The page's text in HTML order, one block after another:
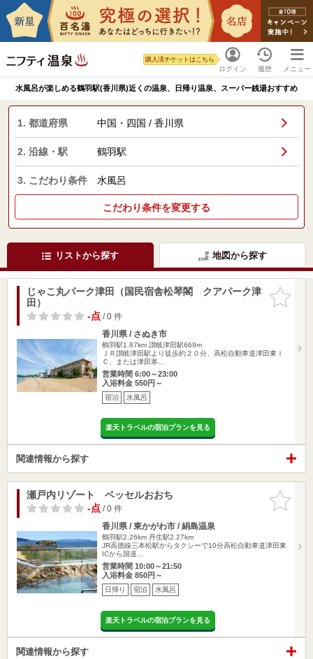
ログイン
購入済チケットはこちら
履歴 メニュー
水風呂が楽しめる鶴羽駅(香川県)近くの温泉、日帰り温泉、スーパー銭湯おすすめ
1. 都道府県 中国・四国 / 香川県
2. 沿線・駅 鶴羽駅
3. こだわり条件 水風呂
こだわり条件を変更する
リストから探す 地図から探す
お気に入
りに追加
じゃこ丸パーク津田（国民宿舎松琴閣 クアパーク津
田）
-点/ 0 件
香川県 / さぬき市
鶴羽駅1.87km 讃岐津田駅669m
ＪＲ讃岐津田駅より徒歩約２０分、高松自動車道津田東Ｉ
Ｃ、または津田寒…
営業時間 6:00～23:00
入浴料金 550円～
宿泊 水風呂
楽天トラベルの宿泊プランを見る
関連情報から探す
お気に入
りに追加
瀬戸内リゾート ベッセルおおち
-点/ 0 件
香川県 / 東かがわ市 / 絹島温泉
鶴羽駅2.26km 丹生駅2.27km
JR高徳線三本松駅からタクシーで10分高松自動車道津田東
ICから国道…
営業時間 10:00～21:50
入浴料金 850円～
日帰り 宿泊 水風呂
楽天トラベルの宿泊プランを見る
関連情報から探す